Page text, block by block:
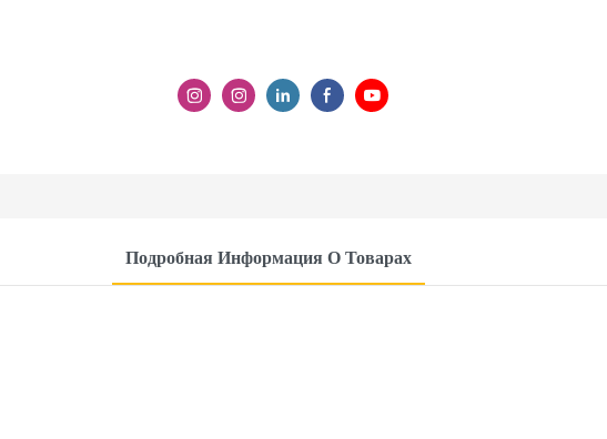
Подробная Информация О Товарах